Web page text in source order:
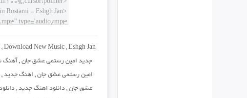
, Download New Music, Eshgh Jan
جدید امین رستمی عشق جان , آهنگ
امین رستمی عشق جان, اهنگ جدید,
عشق جان, دانلود اهنگ جدید,